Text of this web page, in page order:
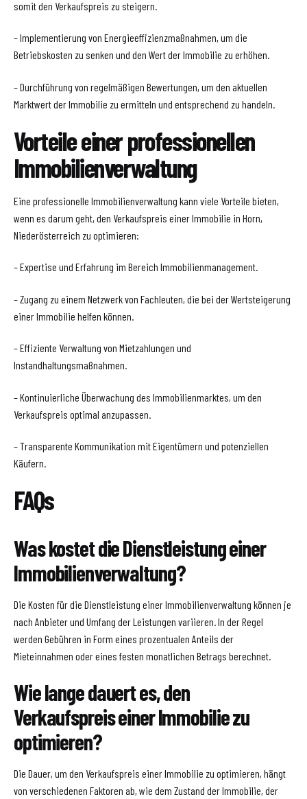
somit den Verkaufspreis zu steigern.
– Implementierung von Energieeffizienzmaßnahmen, um die
Betriebskosten zu senken und den Wert der Immobilie zu erhöhen.
– Durchführung von regelmäßigen Bewertungen, um den aktuellen
Marktwert der Immobilie zu ermitteln und entsprechend zu handeln.
Vorteile einer professionellen
Immobilienverwaltung
Eine professionelle Immobilienverwaltung kann viele Vorteile bieten,
wenn es darum geht, den Verkaufspreis einer Immobilie in Horn,
Niederösterreich zu optimieren:
– Expertise und Erfahrung im Bereich Immobilienmanagement.
– Zugang zu einem Netzwerk von Fachleuten, die bei der Wertsteigerung
einer Immobilie helfen können.
– Effiziente Verwaltung von Mietzahlungen und
Instandhaltungsmaßnahmen.
– Kontinuierliche Überwachung des Immobilienmarktes, um den
Verkaufspreis optimal anzupassen.
– Transparente Kommunikation mit Eigentümern und potenziellen
Käufern.
FAQs
Was kostet die Dienstleistung einer
Immobilienverwaltung?
Die Kosten für die Dienstleistung einer Immobilienverwaltung können je
nach Anbieter und Umfang der Leistungen variieren. In der Regel
werden Gebühren in Form eines prozentualen Anteils der
Mieteinnahmen oder eines festen monatlichen Betrags berechnet.
Wie lange dauert es, den
Verkaufspreis einer Immobilie zu
optimieren?
Die Dauer, um den Verkaufspreis einer Immobilie zu optimieren, hängt
von verschiedenen Faktoren ab, wie dem Zustand der Immobilie, der